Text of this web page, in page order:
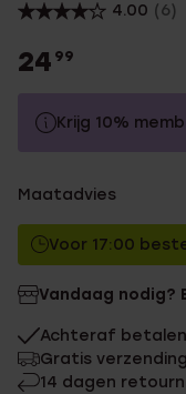
4.00 (6)
24 99
Krijg 10%
Zonder
Maatadvies
Voor 17:00
Vandaag nodig?
Achteraf betalen
Gratis
14 dagen